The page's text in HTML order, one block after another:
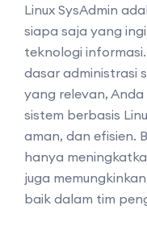
Linux SysAdmin
siapa saja yang
teknologi
dasar administrasi
yang relevan,
sistem berbasis
aman, dan efisien.
hanya
juga
baik dalam tim